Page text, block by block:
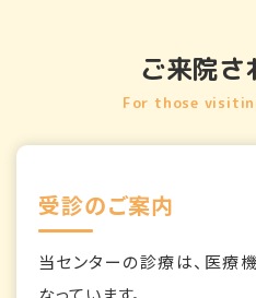
ご来院さ
For those
受診のご案内
当センターの診療は、医療